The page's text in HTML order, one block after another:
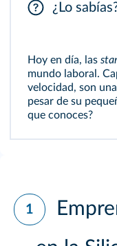
¿Lo
Hoy en día, las
mundo laboral.
velocidad, son
pesar de su
que conoces?
1